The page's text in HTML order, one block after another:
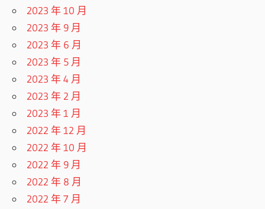
2023 年 10 月
2023 年 9 月
2023 年 6 月
2023 年 5 月
2023 年 4 月
2023 年 2 月
2023 年 1 月
2022 年 12 月
2022 年 10 月
2022 年 9 月
2022 年 8 月
2022 年 7 月